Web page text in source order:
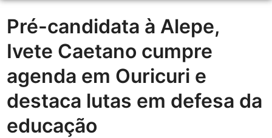
Pré-candidata à Alepe,
Ivete Caetano cumpre
agenda em Ouricuri e
destaca lutas em defesa da
educação